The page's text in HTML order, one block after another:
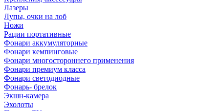
Лазеры
Лупы, очки на лоб
Ножи
Рации портативные
Фонари аккумуляторные
Фонари кемпинговые
Фонари многостороннего применения
Фонари премиум класса
Фонари светодиодные
Фонарь- брелок
Экшн-камера
Эхолоты